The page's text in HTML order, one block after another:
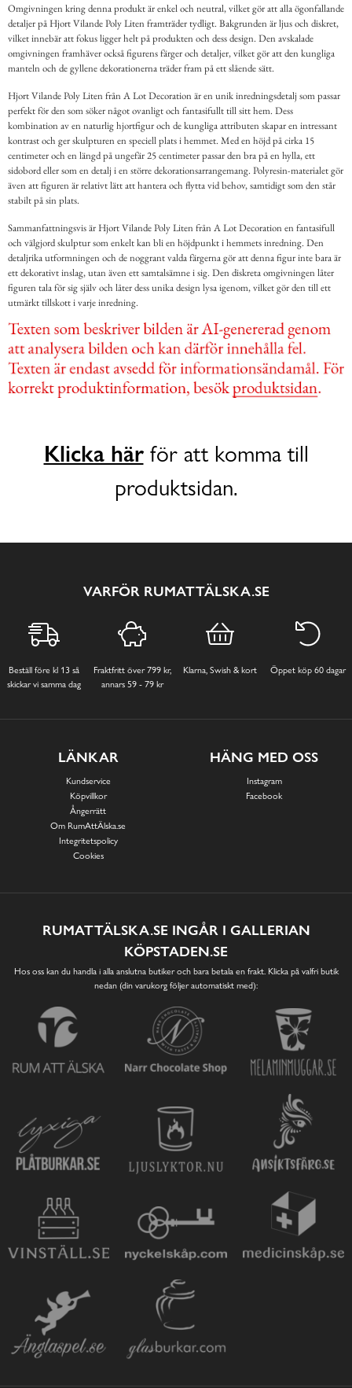
Omgivningen kring denna produkt är enkel och neutral, vilket gör att alla ögonfallande
detaljer på Hjort Vilande Poly Liten framträder tydligt. Bakgrunden är ljus och diskret,
vilket innebär att fokus ligger helt på produkten och dess design. Den avskalade
omgivningen framhäver också figurens färger och detaljer, vilket gör att den kungliga
manteln och de gyllene dekorationerna träder fram på ett slående sätt.
Hjort Vilande Poly Liten från A Lot Decoration är en unik inredningsdetalj som passar
perfekt för den som söker något ovanligt och fantasifullt till sitt hem. Dess
kombination av en naturlig hjortfigur och de kungliga attributen skapar en intressant
kontrast och ger skulpturen en speciell plats i hemmet. Med en höjd på cirka 15
centimeter och en längd på ungefär 25 centimeter passar den bra på en hylla, ett
sidobord eller som en detalj i en större dekorationsarrangemang. Polyresin-materialet gör
även att figuren är relativt lätt att hantera och flytta vid behov, samtidigt som den står
stabilt på sin plats.
Sammanfattningsvis är Hjort Vilande Poly Liten från A Lot Decoration en fantasifull
och välgjord skulptur som enkelt kan bli en höjdpunkt i hemmets inredning. Den
detaljrika utformningen och de noggrant valda färgerna gör att denna figur inte bara är
ett dekorativt inslag, utan även ett samtalsämne i sig. Den diskreta omgivningen låter
figuren tala för sig själv och låter dess unika design lysa igenom, vilket gör den till ett
utmärkt tillskott i varje inredning.
Klicka härför att komma till
produktsidan.
VARFÖR RUMATTÄLSKA.SE
Beställ före kl 13 så
skickar vi samma dag
Fraktfritt över 799 kr,
annars 59 - 79 kr
Klarna, Swish & kort Öppet köp 60 dagar
LÄNKAR
Kundservice
Köpvillkor
Ångerrätt
Om RumAttÄlska.se
Integritetspolicy
Cookies
HÄNG MED OSS
Instagram
Facebook
RUMATTÄLSKA.SE INGÅR I GALLERIAN
KÖPSTADEN.SE
Hos oss kan du handla i alla anslutna butiker och bara betala en frakt. Klicka på valfri butik
nedan (din varukorg följer automatiskt med):